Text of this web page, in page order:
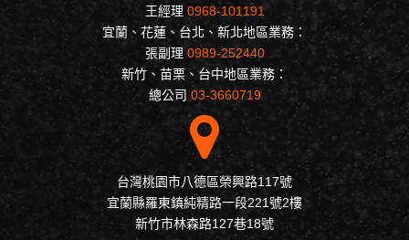
王經理 0968-101191
宜蘭、花蓮、台北、新北地區業務：
張副理0989-252440
新竹、苗栗、台中地區業務：
總公司 03-3660719
台灣桃園市八德區榮興路117號
宜蘭縣羅東鎮純精路一段221號2樓
新竹市林森路127巷18號